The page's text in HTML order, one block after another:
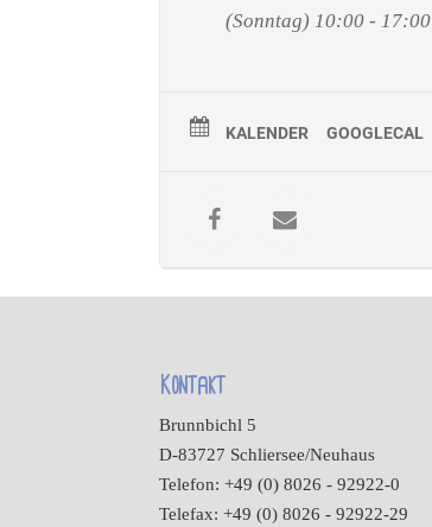
(Sonntag) 10:00 - 17:00
KALENDER GOOGLECAL
Kontakt
Brunnbichl 5
D-83727 Schliersee/Neuhaus
Telefon: +49 (0) 8026 - 92922-0
Telefax: +49 (0) 8026 - 92922-29